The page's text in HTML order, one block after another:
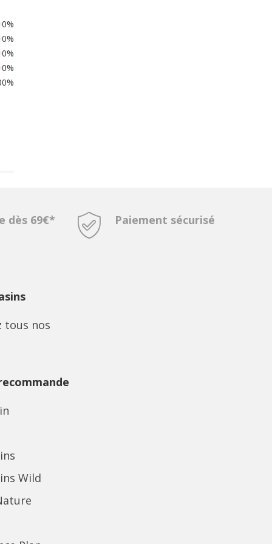
0%
0%
0%
0%
dès 69€* Paiement sécurisé
tous nos
Wild